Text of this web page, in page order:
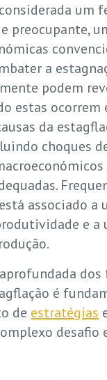
um
preocupante,
a
podem
estas ocorrem
da
choques
associado a
e a
é
de estratégias
desafio